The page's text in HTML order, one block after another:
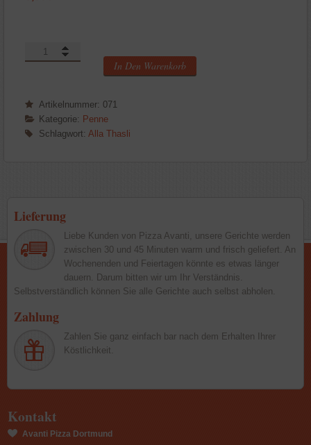
Thasli(a)
In Den Warenkorb
Artikelnummer: 071
Kategorie: Penne
Schlagwort: Alla Thasli
Lieferung
Liebe Kunden von Pizza Avanti, unsere Gerichte werden
zwischen 30 und 45 Minuten warm und frisch geliefert. An
Wochenenden und Feiertagen könnte es etwas länger
dauern. Darum bitten wir um Ihr Verständnis.
Selbstverständlich können Sie alle Gerichte auch selbst abholen.
Zahlung
Zahlen Sie ganz einfach bar nach dem Erhalten Ihrer
Köstlichkeit.
Kontakt
Avanti Pizza Dortmund